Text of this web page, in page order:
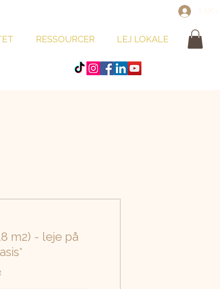
RESSOURCER LEJ LOKALE
m2) - leje på